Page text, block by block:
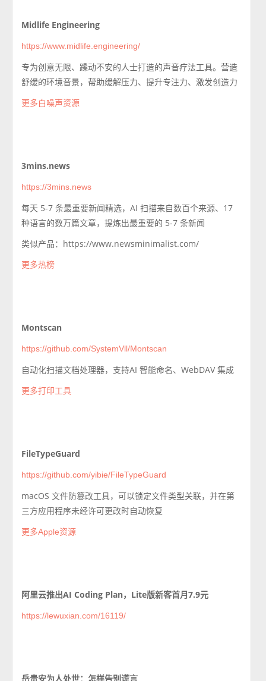
Midlife Engineering
https://www.midlife.engineering/
专为创意无限、躁动不安的人士打造的声音疗法工具。营造
舒缓的环境音景，帮助缓解压力、提升专注力、激发创造力
更多白噪声资源
3mins.news
https://3mins.news
每天 5-7 条最重要新闻精选，AI 扫描来自数百个来源、17
种语言的数万篇文章，提炼出最重要的 5-7 条新闻
类似产品：https://www.newsminimalist.com/
更多热榜
Montscan
https://github.com/SystemVll/Montscan
自动化扫描文档处理器，支持AI 智能命名、WebDAV 集成
更多打印工具
FileTypeGuard
https://github.com/yibie/FileTypeGuard
macOS 文件防篡改工具，可以锁定文件类型关联，并在第
三方应用程序未经许可更改时自动恢复
更多Apple资源
阿里云推出AI Coding Plan，Lite版新客首月7.9元
https://lewuxian.com/16119/
岳贵安为人处世：怎样告别谎言